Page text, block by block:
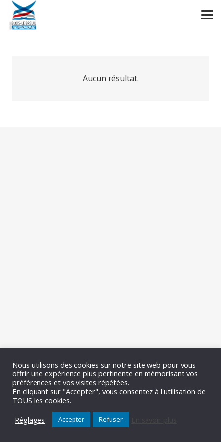
Aucun résultat.
Nous utilisons des cookies sur notre site web pour vous
offrir une expérience plus pertinente en mémorisant vos
préférences et vos visites répétées.
En cliquant sur "Accepter", vous consentez à l'utilisation de
TOUS les cookies.
Réglages
Accepter Refuser